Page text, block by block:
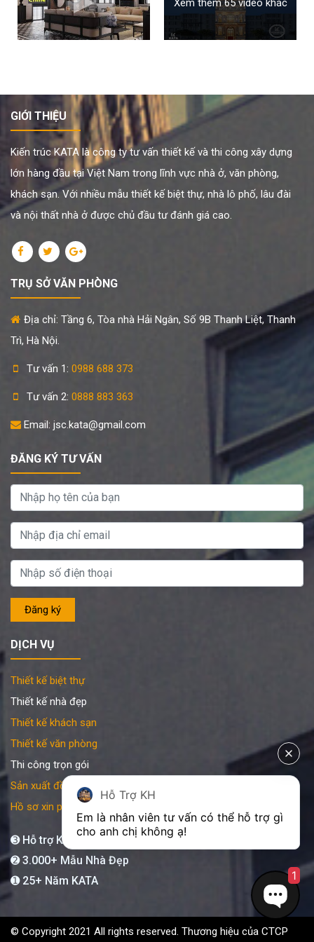
Xem thêm 65 video khác
GIỚI THIỆU
Kiến trúc KATA là công ty tư vấn thiết kế và thi công xây dựng
lớn hàng đầu tại Việt Nam trong lĩnh vực nhà ở, văn phòng,
khách sạn. Với nhiều mẫu thiết kế biệt thự, nhà lô phố, lâu đài
và nội thất nhà ở được chủ đầu tư đánh giá cao.
TRỤ SỞ VĂN PHÒNG
Địa chỉ: Tầng 6, Tòa nhà Hải Ngân, Số 9B Thanh Liệt, Thanh
Trì, Hà Nội.
Tư vấn 1: 0988 688 373
Tư vấn 2: 0888 883 363
Email: jsc.kata@gmail.com
ĐĂNG KÝ TƯ VẤN
DỊCH VỤ
Thiết kế biệt thự
Thiết kế nhà đẹp
Thiết kế khách sạn
Thiết kế văn phòng
Thi công trọn gói
Sản xuất đồ gỗ nội thất
Hồ sơ xin phép xây dựng
➌ Hỗ trợ KATA 24/7
➋ 3.000+ Mẫu Nhà Đẹp
➊ 25+ Năm KATA
© Copyright 2021 All rights reserved. Thương hiệu của CTCP
Hỗ Trợ KH
Em là nhân viên tư vấn có thể hỗ trợ gì
cho anh chị không ạ!
1